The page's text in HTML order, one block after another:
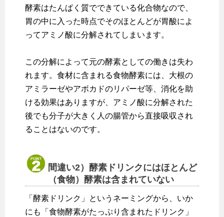
酵素はたんぱく質でできている化合物なので、
胃の中に入った時点でそのほとんどが胃酸によ
ってアミノ酸に分解されてしまいます。
この分解によって元の酵素としての働きは失わ
れます。食材に含まれる食物酵素には、大根の
アミラーゼやアボカドのリパーゼ等、消化を助
ける効果はありますが、アミノ酸に分解された
後でも分子が大きく人の腸管から直接吸収され
ることはないのです。
間違い2）酵素ドリンクにはほとんど
（食物）酵素は含まれていない
「酵素ドリンク」というネーミングから、いか
にも「食物酵素がたっぷり含まれたドリンク」